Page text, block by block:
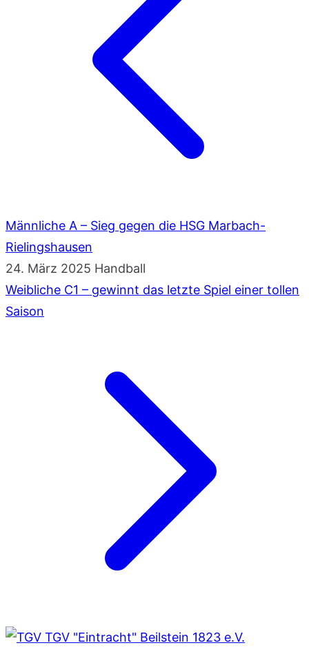
Männliche A – Sieg gegen die HSG Marbach-
Rielingshausen
24. März 2025 Handball
Weibliche C1 – gewinnt das letzte Spiel einer tollen
Saison
TGV "Eintracht" Beilstein 1823 e.V.